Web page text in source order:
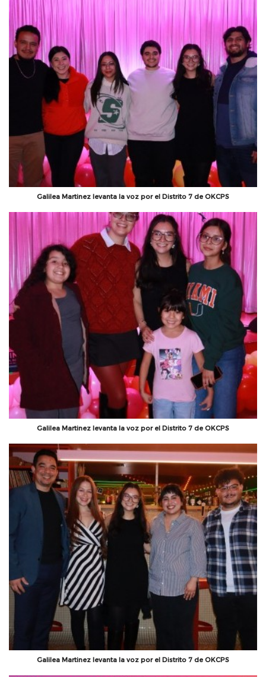
Galilea Martinez levanta la voz por el Distrito 7 de OKCPS
Galilea Martinez levanta la voz por el Distrito 7 de OKCPS
Galilea Martinez levanta la voz por el Distrito 7 de OKCPS